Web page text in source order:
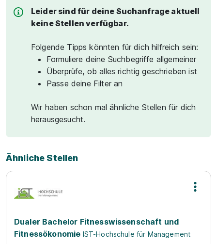
Leider sind für deine Suchanfrage aktuell
keine Stellen verfügbar.
Folgende Tipps könnten für dich hilfreich sein:
Formuliere deine Suchbegriffe allgemeiner
Überprüfe, ob alles richtig geschrieben ist
Passe deine Filter an
Wir haben schon mal ähnliche Stellen für dich
herausgesucht.
Ähnliche Stellen
Dualer Bachelor Fitnesswissenschaft und
Fitnessökonomie IST-Hochschule für Management